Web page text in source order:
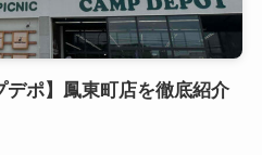
ポ】鳳東町店を徹底紹介